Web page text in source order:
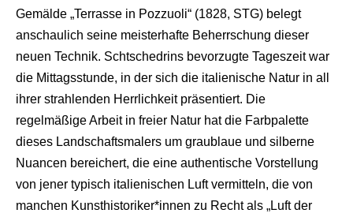
Gemälde „Terrasse in Pozzuoli“ (1828, STG) belegt
anschaulich seine meisterhafte Beherrschung dieser
neuen Technik. Schtschedrins bevorzugte Tageszeit war
die Mittagsstunde, in der sich die italienische Natur in all
ihrer strahlenden Herrlichkeit präsentiert. Die
regelmäßige Arbeit in freier Natur hat die Farbpalette
dieses Landschaftsmalers um graublaue und silberne
Nuancen bereichert, die eine authentische Vorstellung
von jener typisch italienischen Luft vermitteln, die von
manchen Kunsthistoriker*innen zu Recht als „Luft der